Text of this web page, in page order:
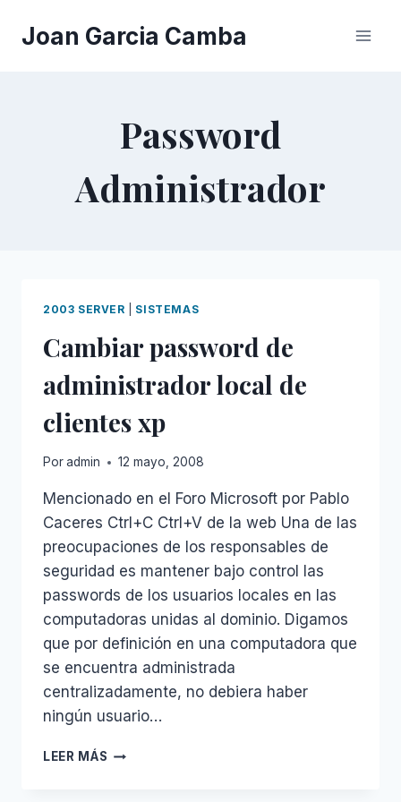
Joan Garcia Camba
Password
Administrador
2003 SERVER SISTEMAS
Cambiar password de
administrador local de
clientes xp
Poradmin 12 mayo, 2008
Mencionado en el Foro Microsoft por Pablo
Caceres Ctrl+C Ctrl+V de la web Una de las
preocupaciones de los responsables de
seguridad es mantener bajo control las
passwords de los usuarios locales en las
computadoras unidas al dominio. Digamos
que por definición en una computadora que
se encuentra administrada
centralizadamente, no debiera haber
ningún usuario…
LEER MÁS CAMBIAR